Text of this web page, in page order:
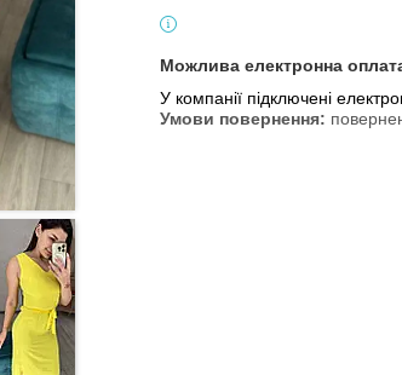
У компанії підключені